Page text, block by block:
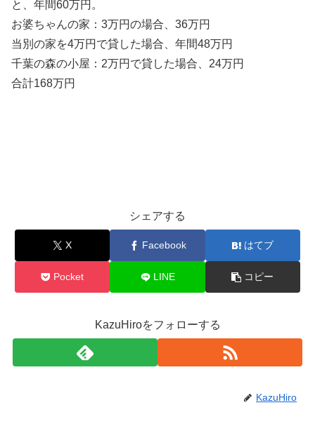
と、年間60万円。
お婆ちゃんの家：3万円の場合、36万円
当別の家を4万円で貸した場合、年間48万円
千葉の森の小屋：2万円で貸した場合、24万円
合計168万円
シェアする
X Facebook はてブ
Pocket LINE コピー
KazuHiroをフォローする
KazuHiro